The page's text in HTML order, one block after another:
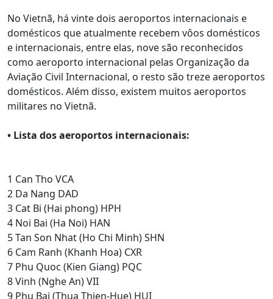
No Vietnã, há vinte dois aeroportos internacionais e
domésticos que atualmente recebem vôos domésticos
e internacionais, entre elas, nove são reconhecidos
como aeroporto internacional pelas Organização da
Aviação Civil Internacional, o resto são treze aeroportos
domésticos. Além disso, existem muitos aeroportos
militares no Vietnã.
• Lista dos aeroportos internacionais:
1 Can Tho VCA
2 Da Nang DAD
3 Cat Bi (Hai phong) HPH
4 Noi Bai (Ha Noi) HAN
5 Tan Son Nhat (Ho Chi Minh) SHN
6 Cam Ranh (Khanh Hoa) CXR
7 Phu Quoc (Kien Giang) PQC
8 Vinh (Nghe An) VII
9 Phu Bai (Thua Thien-Hue) HUI